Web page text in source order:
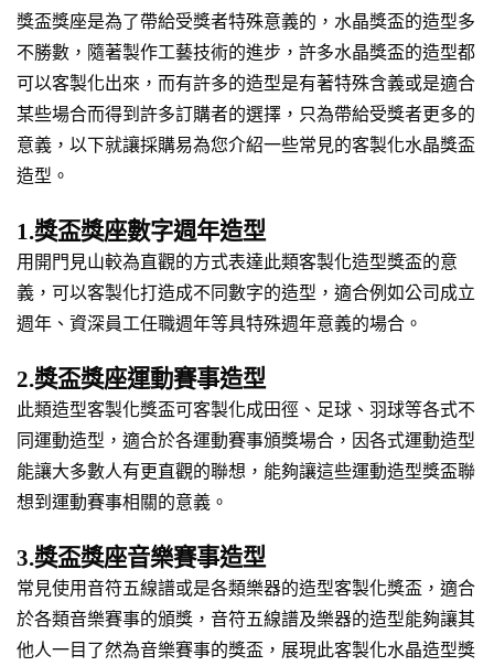
獎盃獎座是為了帶給受獎者特殊意義的，水晶獎盃的造型多
不勝數，隨著製作工藝技術的進步，許多水晶獎盃的造型都
可以客製化出來，而有許多的造型是有著特殊含義或是適合
某些場合而得到許多訂購者的選擇，只為帶給受獎者更多的
意義，以下就讓採購易為您介紹一些常見的客製化水晶獎盃
造型。
1.獎盃獎座數字週年造型
用開門見山較為直觀的方式表達此類客製化造型獎盃的意
義，可以客製化打造成不同數字的造型，適合例如公司成立
週年、資深員工任職週年等具特殊週年意義的場合。
2.獎盃獎座運動賽事造型
此類造型客製化獎盃可客製化成田徑、足球、羽球等各式不
同運動造型，適合於各運動賽事頒獎場合，因各式運動造型
能讓大多數人有更直觀的聯想，能夠讓這些運動造型獎盃聯
想到運動賽事相關的意義。
3.獎盃獎座音樂賽事造型
常見使用音符五線譜或是各類樂器的造型客製化獎盃，適合
於各類音樂賽事的頒獎，音符五線譜及樂器的造型能夠讓其
他人一目了然為音樂賽事的獎盃，展現此客製化水晶造型獎